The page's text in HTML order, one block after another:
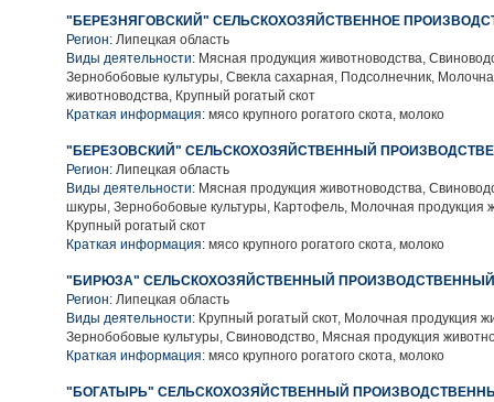
"БЕРЕЗНЯГОВСКИЙ" СЕЛЬСКОХОЗЯЙСТВЕННОЕ
Регион: Липецкая область
Виды деятельности: Мясная продукция животноводства,
Зернобобовые культуры, Свекла сахарная, Подсолнечник,
животноводства, Крупный рогатый скот
Краткая информация: мясо крупного рогатого скота, молоко
"БЕРЕЗОВСКИЙ" СЕЛЬСКОХОЗЯЙСТВЕННЫЙ
Регион: Липецкая область
Виды деятельности: Мясная продукция животноводства,
шкуры, Зернобобовые культуры, Картофель, Молочная продукция
Крупный рогатый скот
Краткая информация: мясо крупного рогатого скота, молоко
"БИРЮЗА" СЕЛЬСКОХОЗЯЙСТВЕННЫЙ ПРОИЗВОДСТВЕННЫЙ
Регион: Липецкая область
Виды деятельности: Крупный рогатый скот, Молочная продукция
Зернобобовые культуры, Свиноводство, Мясная продукция
Краткая информация: мясо крупного рогатого скота, молоко
"БОГАТЫРЬ" СЕЛЬСКОХОЗЯЙСТВЕННЫЙ